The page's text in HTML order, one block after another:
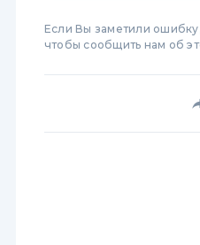
Если Вы заметили
чтобы сообщить нам об